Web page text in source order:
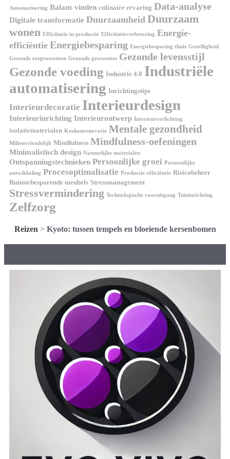
Automatisering Balans vinden culinaire ervaring Data-analyse
Digitale transformatie Duurzaamheid Duurzaam
wonen Efficiëntie in productie Efficiëntieverbetering Energie-
efficiëntie Energiebesparing Energiebesparing thuis Gezelligheid
Gezonde eetgewoonten Gezonde gewoontes Gezonde levensstijl
Gezonde voeding Industrie 4.0 Industriële
automatisering Inrichtingstips
Interieurdecoratie Interieurdesign
Interieurinrichting Interieurontwerp Interieurverlichting
isolatiematerialen Keukenrenovatie Mentale gezondheid
Milieuvriendelijk Mindfulness Mindfulness-oefeningen
Minimalistisch design Natuurlijke materialen
Ontspanningstechnieken Persoonlijke groei Persoonlijke
ontwikkeling Procesoptimalisatie Productie-efficiëntie Risicobeheer
Ruimtebesparende meubels Stressmanagement
Stressvermindering Technologische vooruitgang Tuininrichting
Zelfzorg
Reizen > Kyoto: tussen tempels en bloeiende kersenbomen